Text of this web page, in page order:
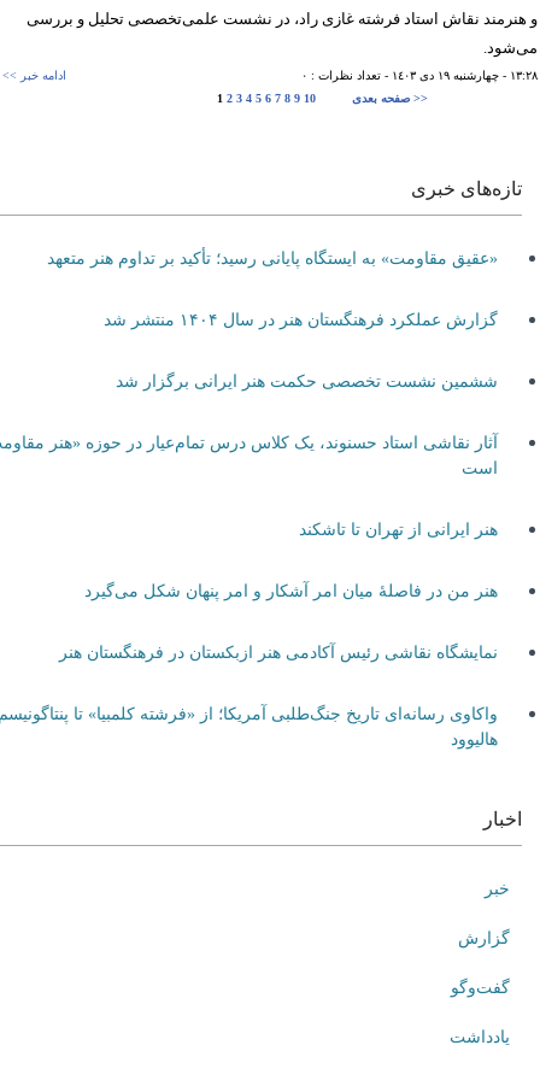
نقاش استاد فرشته غازی راد، در نشست علمی‌تخصصی تحلیل و بررسی
- چهارشنبه ١٩ دی ١٤٠٣ - تعداد نظرات : ٠
ادامه خبر >>
1 2 3 4 5 6 7 8 9
تازه‌های خبری
«عقیق مقاومت» به ایستگاه پایانی رسید؛ تأکید بر تداوم هنر متعهد
گزارش عملکرد فرهنگستان هنر در سال ۱۴۰۴ منتشر شد
ششمین نشست تخصصی حکمت هنر ایرانی برگزار شد
آثار نقاشی استاد حسنوند، یک کلاس درس تمام‌عیار در حوزه «هنر
است
هنر ایرانی از تهران تا تاشکند
هنر من در فاصلۀ میان امر آشکار و امر پنهان شکل می‌گیرد
نمایشگاه نقاشی رئیس آکادمی هنر ازبکستان در فرهنگستان هنر
واکاوی رسانه‌ای تاریخ جنگ‌طلبی آمریکا؛ از «فرشته کلمبیا» تا پنتاگونیسم
هالیوود
اخبار
خبر
گزارش
گفت‌وگو
یادداشت